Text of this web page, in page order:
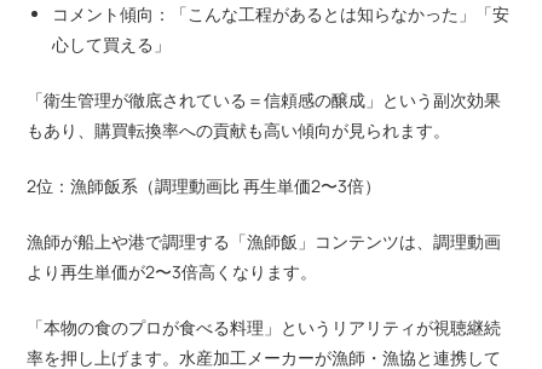
コメント傾向：「こんな工程があるとは知らなかった」「安
心して買える」
「衛生管理が徹底されている＝信頼感の醸成」という副次効果
もあり、購買転換率への貢献も高い傾向が見られます。
2位：漁師飯系（調理動画比 再生単価2〜3倍）
漁師が船上や港で調理する「漁師飯」コンテンツは、調理動画
より再生単価が2〜3倍高くなります。
「本物の食のプロが食べる料理」というリアリティが視聴継続
率を押し上げます。水産加工メーカーが漁師・漁協と連携して